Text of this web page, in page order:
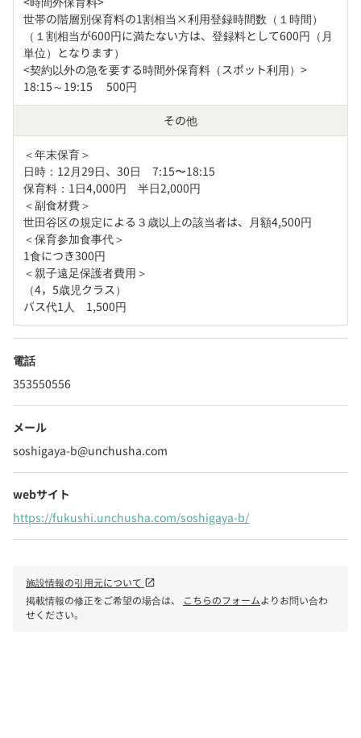
世帯の階層別保育料の1割相当×利用登録時間数（１時間）
（１割相当が600円に満たない方は、登録料として600円（月
単位）となります）
<契約以外の急を要する時間外保育料（スポット利用）>
18:15～19:15　 500円
その他
＜年末保育＞
日時：12月29日、30日　7:15〜18:15
保育料：1日4,000円　半日2,000円
＜副食材費＞
世田谷区の規定による３歳以上の該当者は、月額4,500円
＜保育参加食事代＞
1食につき300円
＜親子遠足保護者費用＞
（4，5歳児クラス）
バス代1人　1,500円
電話
353550556
メール
soshigaya-b@unchusha.com
webサイト
https://fukushi.unchusha.com/soshigaya-b/
施設情報の引用元について open_in_new
掲載情報の修正をご希望の場合は、 こちらのフォームよりお問い合わ
せください。